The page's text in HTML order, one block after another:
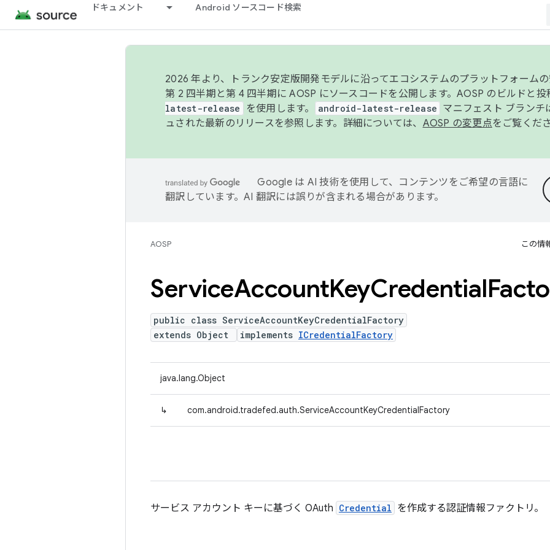
ドキュメント Android ソースコード検索
2026 年より、トランク安定版開発モデルに沿ってエコシステムのプラットフォーム
第 2 四半期と第 4 四半期に AOSP にソースコードを公開します。AOSP のビルドと投
latest-release を使用します。 android-latest-release マニフェスト ブランチ
ュされた最新のリリースを参照します。詳細については、 AOSP の変更点をご覧くだ
Google は AI 技術を使用して、コンテンツをご希望の言語に
翻訳しています。AI 翻訳には誤りが含まれる場合があります。
AOSP この情
ServiceAccountKeyCredential
public class ServiceAccountKeyCredentialFactory
extends Object
implements ICredentialFactory
java.lang.Object
↳ com.android.tradefed.auth.ServiceAccountKeyCredentialFactory
サービス アカウント キーに基づく OAuth Credential を作成する認証情報ファクトリ。